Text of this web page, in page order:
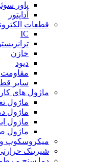
پاور
آداپتور
قطعات
IC
خازن
دیود
مقاومت
سایر
ماژول های
ماژول
ماژول
ماژول
ماژول
میکروسکوپ و
شیرینک